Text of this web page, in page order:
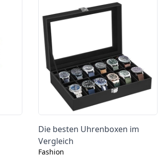
Die besten Uhrenboxen im
Vergleich
Fashion